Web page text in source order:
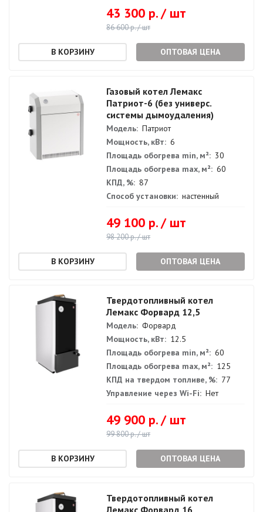
43 300 р. / шт
86 600 р. / шт
ОПТОВАЯ ЦЕНА
Газовый котел Лемакс
Патриот-6 (без универс.
системы дымоудаления)
Модель: Патриот
Мощность, кВт: 6
Площадь обогрева min, м²: 30
Площадь обогрева max, м²: 60
КПД, %: 87
Способ установки: настенный
49 100 р. / шт
98 200 р. / шт
ОПТОВАЯ ЦЕНА
Твердотопливный котел
Лемакс Форвард 12,5
Модель: Форвард
Мощность, кВт: 12.5
Площадь обогрева min, м²: 60
Площадь обогрева max, м²: 125
КПД на твердом топливе, %: 77
Управление через Wi-Fi: Нет
49 900 р. / шт
99 800 р. / шт
ОПТОВАЯ ЦЕНА
Твердотопливный котел
Лемакс Форвард 16